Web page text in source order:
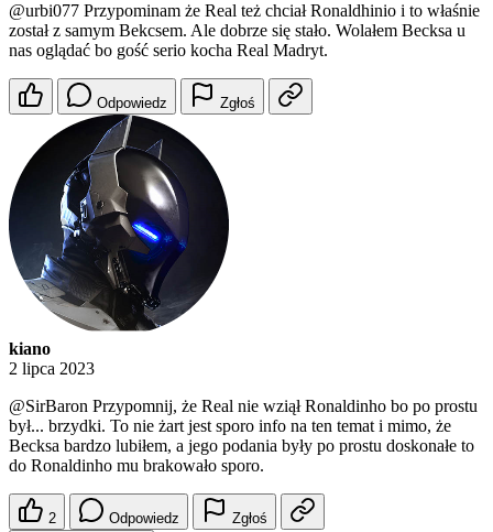
@urbi077 Przypominam że Real też chciał Ronaldhinio i to właśnie
został z samym Bekcsem. Ale dobrze się stało. Wolałem Becksa u
nas oglądać bo gość serio kocha Real Madryt.
Odpowiedz Zgłoś
kiano
2 lipca 2023
@SirBaron Przypomnij, że Real nie wziął Ronaldinho bo po prostu
był... brzydki. To nie żart jest sporo info na ten temat i mimo, że
Becksa bardzo lubiłem, a jego podania były po prostu doskonałe to
do Ronaldinho mu brakowało sporo.
2 Odpowiedz
Zgłoś